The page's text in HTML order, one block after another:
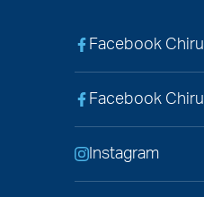
Facebook
Facebook
Instagram